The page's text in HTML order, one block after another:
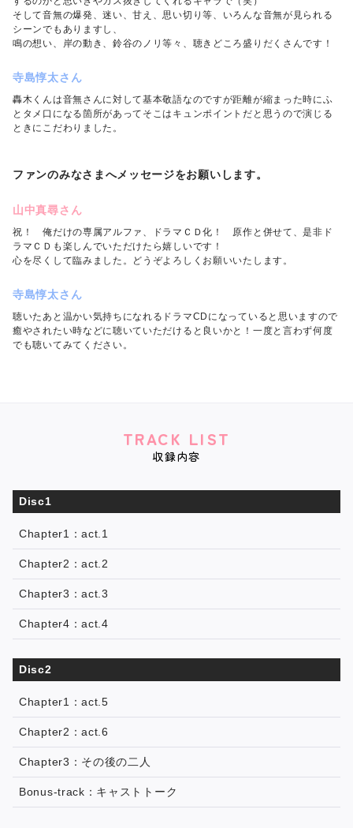
そして音無の爆発、迷い、甘え、思い切り等、いろんな音無が見られる
シーンでもありますし、
鳴の想い、岸の動き、鈴谷のノリ等々、聴きどころ盛りだくさんです！
寺島惇太さん
轟木くんは音無さんに対して基本敬語なのですが距離が縮まった時にふ
とタメ口になる箇所があってそこはキュンポイントだと思うので演じる
ときにこだわりました。
ファンのみなさまへメッセージをお願いします。
山中真尋さん
祝！ 俺だけの専属アルファ、ドラマＣＤ化！ 原作と併せて、是非ド
ラマＣＤも楽しんでいただけたら嬉しいです！
心を尽くして臨みました。どうぞよろしくお願いいたします。
寺島惇太さん
聴いたあと温かい気持ちになれるドラマCDになっていると思いますので
癒やされたい時などに聴いていただけると良いかと！一度と言わず何度
でも聴いてみてください。
TRACK LIST
収録内容
Disc1
Chapter1：act.1
Chapter2：act.2
Chapter3：act.3
Chapter4：act.4
Disc2
Chapter1：act.5
Chapter2：act.6
Chapter3：その後の二人
Bonus-track：キャストトーク